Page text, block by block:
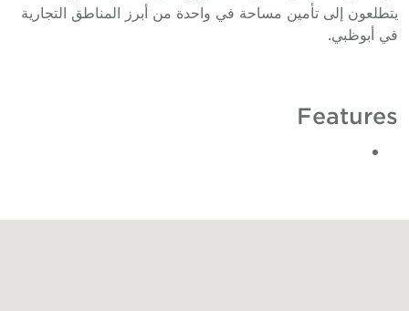
يتطلعون إلى تأمين مساحة في واحدة من أبرز المناطق التجارية
في أبوظبي.
Features